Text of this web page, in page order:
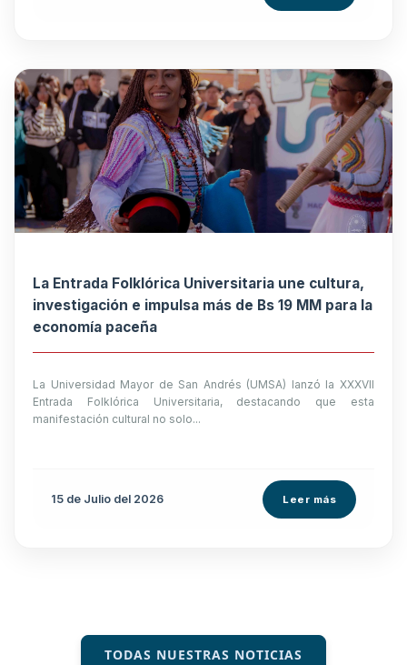
La Entrada Folklórica Universitaria une cultura,
investigación e impulsa más de Bs 19 MM para la
economía paceña
La Universidad Mayor de San Andrés (UMSA) lanzó la XXXVII
Entrada Folklórica Universitaria, destacando que esta
manifestación cultural no solo...
15 de Julio del 2026 Leer más
TODAS NUESTRAS NOTICIAS